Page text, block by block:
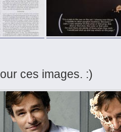
ces images. :)